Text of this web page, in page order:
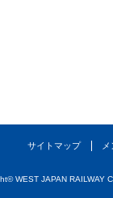
サイトマップ
WEST JAPAN RAILWAY